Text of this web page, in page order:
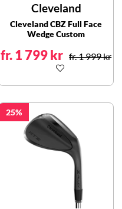
Cleveland
Cleveland CBZ Full Face
Wedge Custom
fr. 1 799 kr fr. 1 999 kr
25